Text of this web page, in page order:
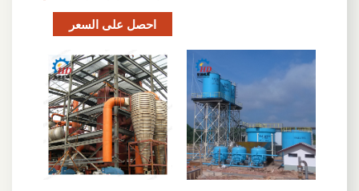
احصل على السعر